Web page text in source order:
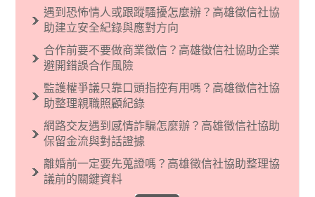
義傾向的人，通常對於自己的國家和民族有超強
烈的卓越感，因而瞧不起其他國家的人，所以沙
現了男性沙文…
遇到恐怖情人或跟蹤騷擾怎麼辦？高雄徵信社協
助建立安全紀錄與應對方向
合作前要不要做商業徵信？高雄徵信社協助企業
避開錯誤合作風險
監護權爭議只靠口頭指控有用嗎？高雄徵信社協
助整理親職照顧紀錄
網路交友遇到感情詐騙怎麼辦？高雄徵信社協助
保留金流與對話證據
離婚前一定要先蒐證嗎？高雄徵信社協助整理協
議前的關鍵資料